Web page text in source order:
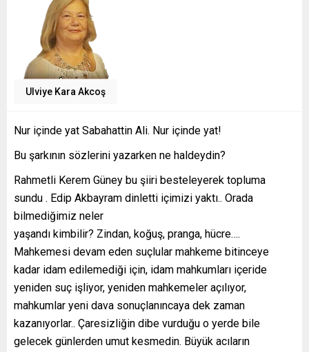
Ulviye Kara Akcoş
Nur içinde yat Sabahattin Ali. Nur içinde yat!
Bu şarkının sözlerini yazarken ne haldeydin?
Rahmetli Kerem Güney bu şiiri besteleyerek topluma
sundu . Edip Akbayram dinletti içimizi yaktı.. Orada
bilmediğimiz neler
yaşandı kimbilir? Zindan, koğuş, pranga, hücre….
Mahkemesi devam eden suçlular mahkeme bitinceye
kadar idam edilemediği için, idam mahkumları içeride
yeniden suç işliyor, yeniden mahkemeler açılıyor,
mahkumlar yeni dava sonuçlanıncaya dek zaman
kazanıyorlar.. Çaresizliğin dibe vurduğu o yerde bile
gelecek günlerden umut kesmedin. Büyük acıların